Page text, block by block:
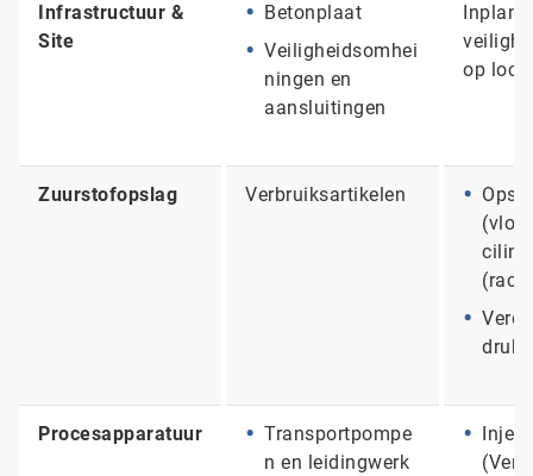
Infrastructuur &
Site
Betonplaat
Veiligheidsomhei
ningen en
aansluitingen
op
Zuurstofopslag Verbruiksartikelen
Procesapparatuur
Transportpompe
n en leidingwerk